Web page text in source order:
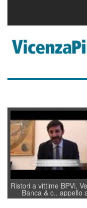
Ristori a vittime BPVi,
Banca & c., appello
sottosegretario